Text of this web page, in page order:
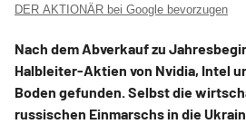
DER AKTIONÄR bei Google bevorzugen
Nach dem Abverkauf zu
Halbleiter-Aktien von Nvidia, Intel
Boden gefunden. Selbst die
russischen Einmarschs in die